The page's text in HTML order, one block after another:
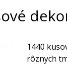
1440
rôznych